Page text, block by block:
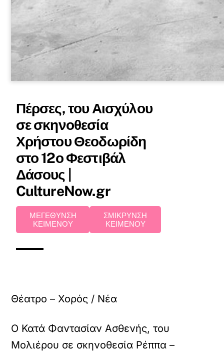
Πέρσες, του Αισχύλου
σε σκηνοθεσία
Χρήστου Θεοδωρίδη
στο 12ο Φεστιβάλ
Δάσους |
CultureNow.gr
ΜΕΓΕΘΥΝΣΗ
ΚΕΙΜΕΝΟΥ
ΣΜΙΚΡΥΝΣΗ
ΚΕΙΜΕΝΟΥ
Θέατρο – Χορός / Νέα
Ο Κατά Φαντασίαν Ασθενής, του
Μολιέρου σε σκηνοθεσία Ρέππα –